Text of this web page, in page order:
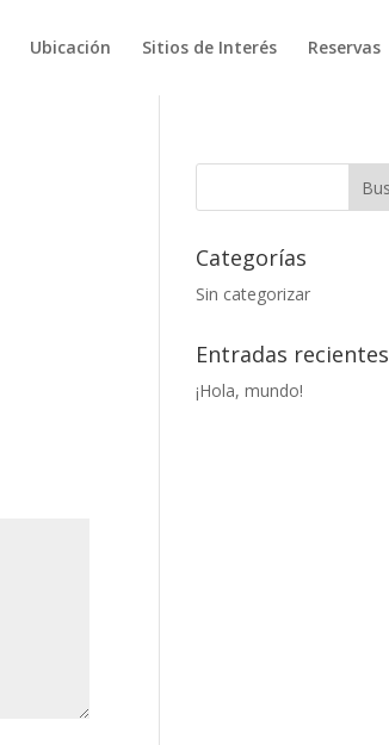
Ubicación Sitios de Interés Reservas
Categorías
Sin categorizar
Entradas recientes
¡Hola, mundo!